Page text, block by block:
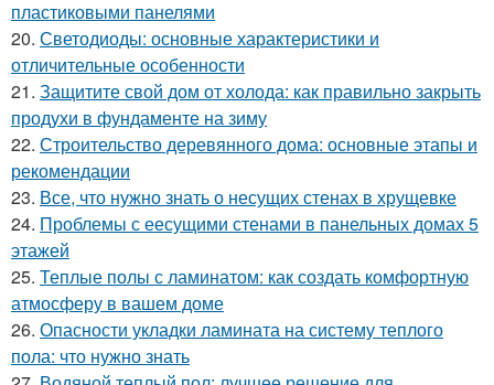
пластиковыми панелями
20. Светодиоды: основные характеристики и
отличительные особенности
21. Защитите свой дом от холода: как правильно закрыть
продухи в фундаменте на зиму
22. Строительство деревянного дома: основные этапы и
рекомендации
23. Все, что нужно знать о несущих стенах в хрущевке
24. Проблемы с еесущими стенами в панельных домах 5
этажей
25. Теплые полы с ламинатом: как создать комфортную
атмосферу в вашем доме
26. Опасности укладки ламината на систему теплого
пола: что нужно знать